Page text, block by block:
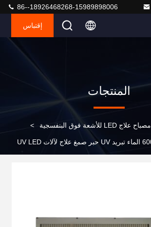
86--18926468268-15989898006
إقتباس
المنتجات
مصباح علاج LED للأشعة فوق البنفسجية >